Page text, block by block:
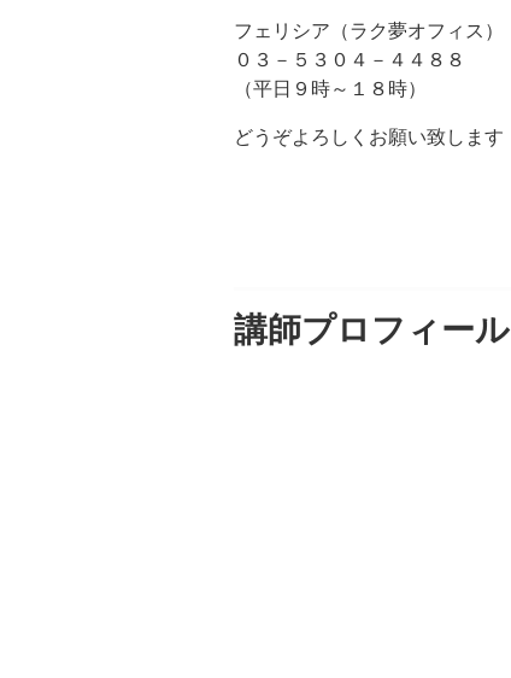
フェリシア（ラク夢オフィス）
０３－５３０４－４４８８
（平日９時～１８時）
どうぞよろしくお願い致します
講師プロフィール